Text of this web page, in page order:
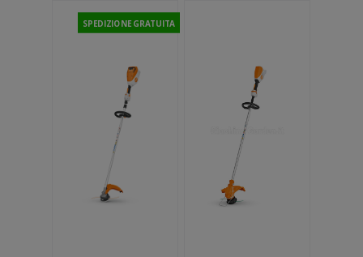
era:
€289.00.
è:
€264.00.
SPEDIZIONE GRATUITA